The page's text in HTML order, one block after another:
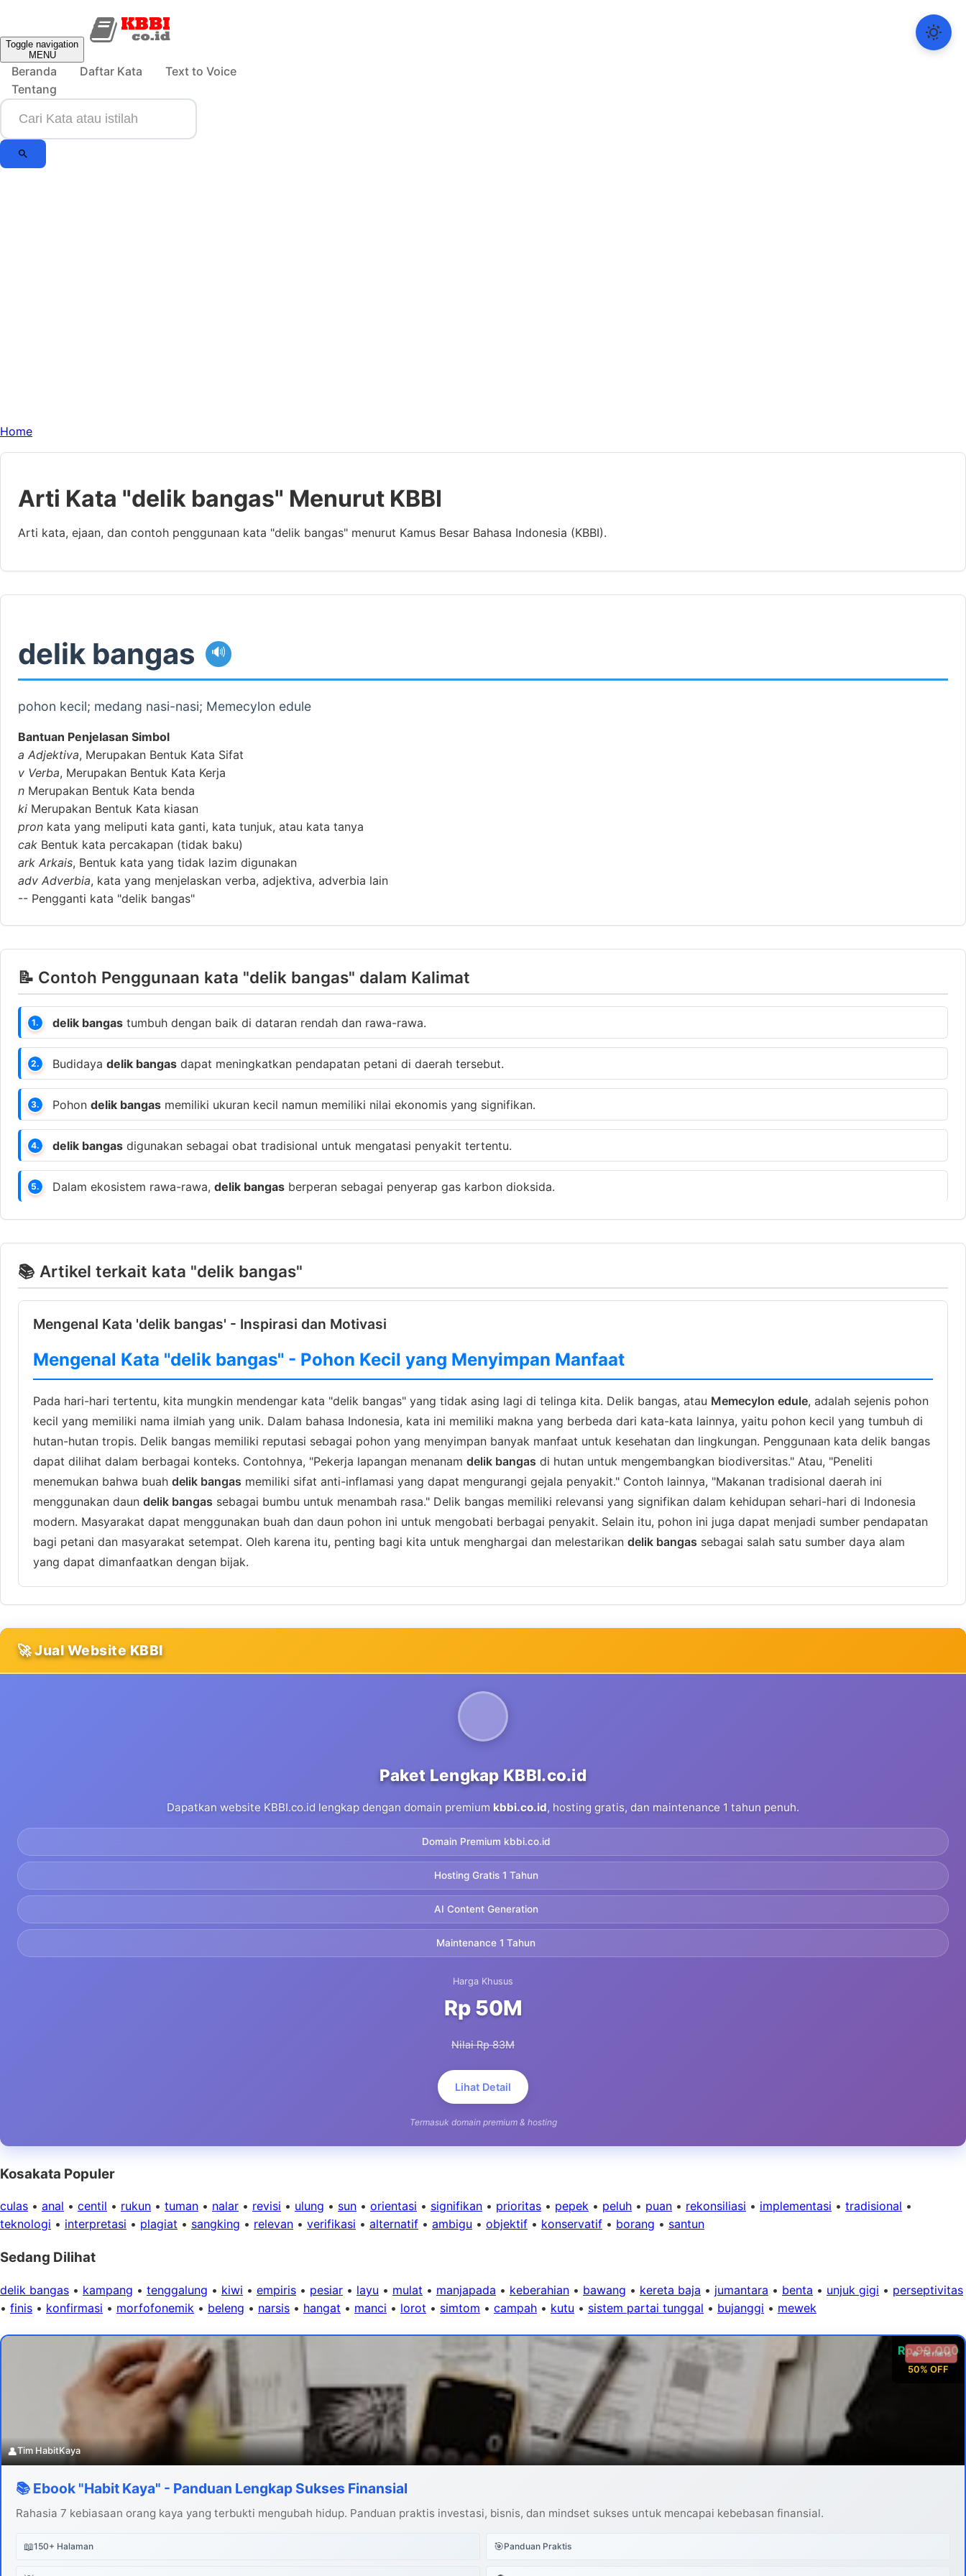
Toggle navigation
MENU
Beranda Daftar Kata
Text to Voice
Tentang
Home
Arti Kata "delik bangas" Menurut KBBI
Arti kata, ejaan, dan contoh penggunaan kata "delik bangas" menurut Kamus Besar Bahasa Indonesia (KBBI).
delik bangas 🔊
pohon kecil; medang nasi-nasi; Memecylon edule
Bantuan Penjelasan Simbol
a Adjektiva, Merupakan Bentuk Kata Sifat
v Verba, Merupakan Bentuk Kata Kerja
n Merupakan Bentuk Kata benda
ki Merupakan Bentuk Kata kiasan
pron kata yang meliputi kata ganti, kata tunjuk, atau kata tanya
cak Bentuk kata percakapan (tidak baku)
ark Arkais, Bentuk kata yang tidak lazim digunakan
adv Adverbia, kata yang menjelaskan verba, adjektiva, adverbia lain
-- Pengganti kata "delik bangas"
📝 Contoh Penggunaan kata "delik bangas" dalam Kalimat
1. delik bangas tumbuh dengan baik di dataran rendah dan rawa-rawa.
2. Budidaya delik bangas dapat meningkatkan pendapatan petani di daerah tersebut.
3. Pohon delik bangas memiliki ukuran kecil namun memiliki nilai ekonomis yang signifikan.
4. delik bangas digunakan sebagai obat tradisional untuk mengatasi penyakit tertentu.
5. Dalam ekosistem rawa-rawa, delik bangas berperan sebagai penyerap gas karbon dioksida.
📚 Artikel terkait kata "delik bangas"
Mengenal Kata 'delik bangas' - Inspirasi dan Motivasi
Mengenal Kata "delik bangas" - Pohon Kecil yang Menyimpan Manfaat
Pada hari-hari tertentu, kita mungkin mendengar kata "delik bangas" yang tidak asing lagi di telinga kita. Delik bangas, atau Memecylon edule, adalah sejenis pohon
kecil yang memiliki nama ilmiah yang unik. Dalam bahasa Indonesia, kata ini memiliki makna yang berbeda dari kata-kata lainnya, yaitu pohon kecil yang tumbuh di
hutan-hutan tropis. Delik bangas memiliki reputasi sebagai pohon yang menyimpan banyak manfaat untuk kesehatan dan lingkungan. Penggunaan kata delik bangas
dapat dilihat dalam berbagai konteks. Contohnya, "Pekerja lapangan menanam delik bangas di hutan untuk mengembangkan biodiversitas." Atau, "Peneliti
menemukan bahwa buah delik bangas memiliki sifat anti-inflamasi yang dapat mengurangi gejala penyakit." Contoh lainnya, "Makanan tradisional daerah ini
menggunakan daun delik bangas sebagai bumbu untuk menambah rasa." Delik bangas memiliki relevansi yang signifikan dalam kehidupan sehari-hari di Indonesia
modern. Masyarakat dapat menggunakan buah dan daun pohon ini untuk mengobati berbagai penyakit. Selain itu, pohon ini juga dapat menjadi sumber pendapatan
bagi petani dan masyarakat setempat. Oleh karena itu, penting bagi kita untuk menghargai dan melestarikan delik bangas sebagai salah satu sumber daya alam
yang dapat dimanfaatkan dengan bijak.
🚀 Jual Website KBBI
Paket Lengkap KBBI.co.id
Dapatkan website KBBI.co.id lengkap dengan domain premium kbbi.co.id, hosting gratis, dan maintenance 1 tahun penuh.
Domain Premium kbbi.co.id
Hosting Gratis 1 Tahun
AI Content Generation
Maintenance 1 Tahun
Harga Khusus
Rp 50M
Nilai Rp 83M
Lihat Detail
Termasuk domain premium & hosting
Kosakata Populer
culas • anal • centil • rukun • tuman • nalar • revisi • ulung • sun • orientasi • signifikan • prioritas • pepek • peluh • puan • rekonsiliasi • implementasi • tradisional •
teknologi • interpretasi • plagiat • sangking • relevan • verifikasi • alternatif • ambigu • objektif • konservatif • borang • santun
Sedang Dilihat
delik bangas • kampang • tenggalung • kiwi • empiris • pesiar • layu • mulat • manjapada • keberahian • bawang • kereta baja • jumantara • benta • unjuk gigi • perseptivitas
• finis • konfirmasi • morfofonemik • beleng • narsis • hangat • manci • lorot • simtom • campah • kutu • sistem partai tunggal • bujanggi • mewek
Rp 99.000
50% OFF
🔥 Terlaris
👤Tim HabitKaya
📚 Ebook "Habit Kaya" - Panduan Lengkap Sukses Finansial
Rahasia 7 kebiasaan orang kaya yang terbukti mengubah hidup. Panduan praktis investasi, bisnis, dan mindset sukses untuk mencapai kebebasan finansial.
📖150+ Halaman 🎯Panduan Praktis